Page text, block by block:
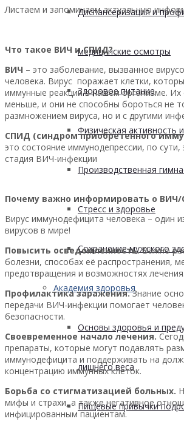
Диспансеризация и
медицинские осмотры
Здоровое питание
Физическая активность
Производственная
Стресс и здоровье
Сохранение мужского
Академия здоровья
Основы здоровья и
лишнего веса
Пищевые привычки
Листаем и запоминаем актуальную
Что такое ВИЧ и СПИД?
ВИЧ – это заболевание, вызванное
человека. Вирус поражает клетки,
иммунные реакции в нашем организме. Их
меньше, и они не способны бороться не
размножением вируса, но и с другими
СПИД (синдром приобретенного
это состояние иммунодепрессии, по
стадия ВИЧ-инфекции
Почему важно информировать о
Вирус иммунодефицита человека – один
вирусов в мире!
Повысить осведомленность.Важно
болезни, способах её распространения,
предотвращения и возможностях лечения.
Профилактика заражения.Знание
передачи ВИЧ-инфекции помогает
безопасности.
Своевременное начало лечения.
препараты, которые могут подавлять
иммунодефицита и поддерживать на
концентрацию иммунных клеток.
Борьба со стигматизацией больных.
мифы и страхи, а также негативное
инфицированным пациентам.